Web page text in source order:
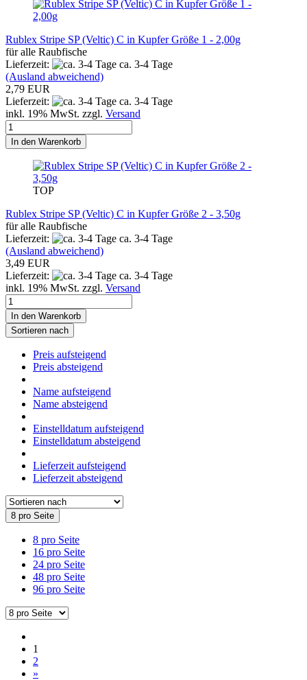
Rublex Stripe SP (Veltic) C in Kupfer Größe 1 - 2,00g
für alle Raubfische
Lieferzeit:
ca. 3-4 Tage
(Ausland abweichend)
2,79 EUR
Lieferzeit:
ca. 3-4 Tage
inkl. 19% MwSt. zzgl. Versand
In den Warenkorb
TOP
Rublex Stripe SP (Veltic) C in Kupfer Größe 2 - 3,50g
für alle Raubfische
Lieferzeit:
ca. 3-4 Tage
(Ausland abweichend)
3,49 EUR
Lieferzeit:
ca. 3-4 Tage
inkl. 19% MwSt. zzgl. Versand
In den Warenkorb
Sortieren nach
Preis aufsteigend
Preis absteigend
Name aufsteigend
Name absteigend
Einstelldatum aufsteigend
Einstelldatum absteigend
Lieferzeit aufsteigend
Lieferzeit absteigend
8 pro Seite
8 pro Seite
16 pro Seite
24 pro Seite
48 pro Seite
96 pro Seite
1
2
»